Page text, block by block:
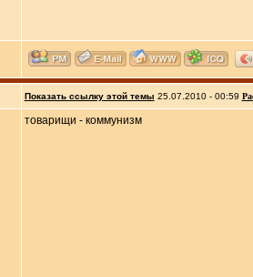
Показать ссылку этой темы 25.07.2010 - 00:59
товарищи - коммунизм